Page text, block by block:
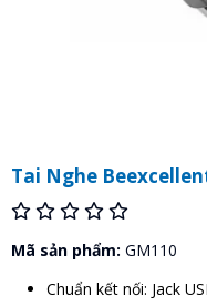
Tai Nghe
Mã sản phẩm: GM110
Chuẩn kết nối: Jack